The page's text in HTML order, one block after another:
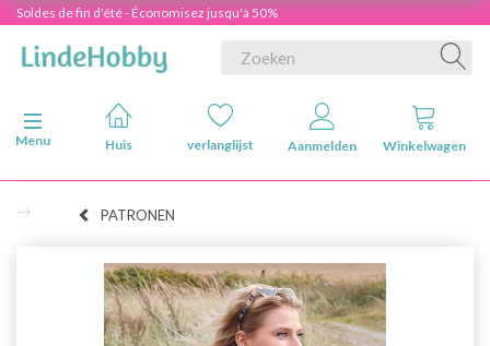
Soldes de fin d'été - Économisez jusqu'à 50%
Navigatie in-/uitschakelen
Menu
Huis verlanglijst Aanmelden Winkelwagen
PATRONEN